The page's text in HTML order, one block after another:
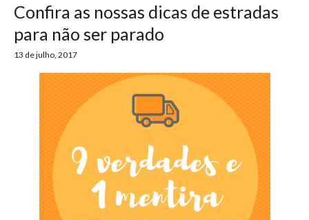
Confira as nossas dicas de estradas
para não ser parado
13 de julho, 2017